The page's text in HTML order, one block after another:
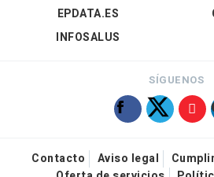
EPDATA.ES
INFOSALUS
SÍGUENOS
Contacto Aviso legal